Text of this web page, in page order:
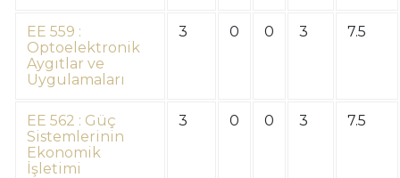
EE 559 :
Optoelektronik
Aygıtlar ve
Uygulamaları
3 0 0 3 7.5
EE 562 : Güç
Sistemlerinin
Ekonomik
İşletimi
3 0 0 3 7.5